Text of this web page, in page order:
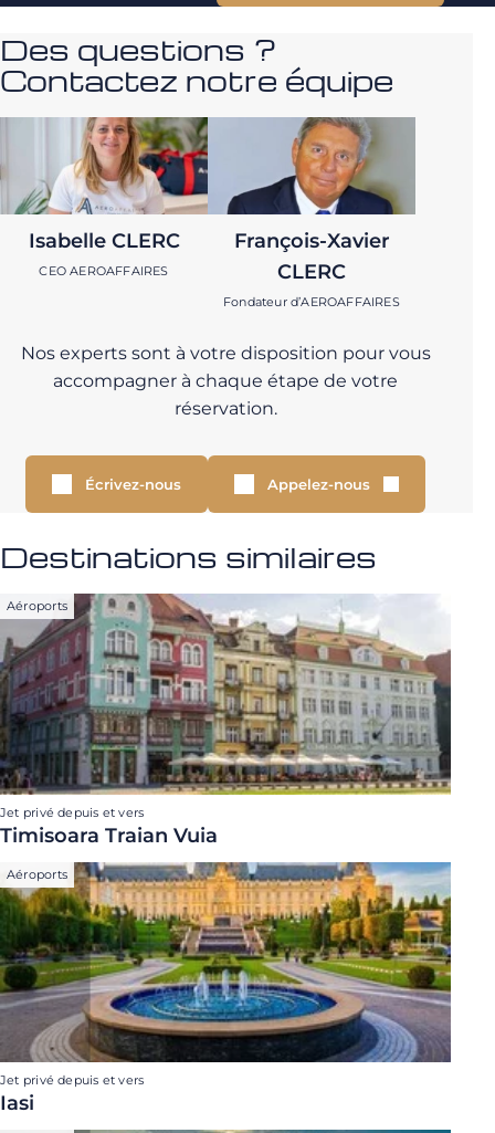
Des questions ?
Contactez notre équipe
Isabelle CLERC
CEO AEROAFFAIRES
François-Xavier
CLERC
Fondateur d’AEROAFFAIRES
Nos experts sont à votre disposition pour vous
accompagner à chaque étape de votre
réservation.
Écrivez-nous Appelez-nous
Destinations similaires
Aéroports
Jet privé depuis et vers
Timisoara Traian Vuia
Aéroports
Jet privé depuis et vers
Iasi